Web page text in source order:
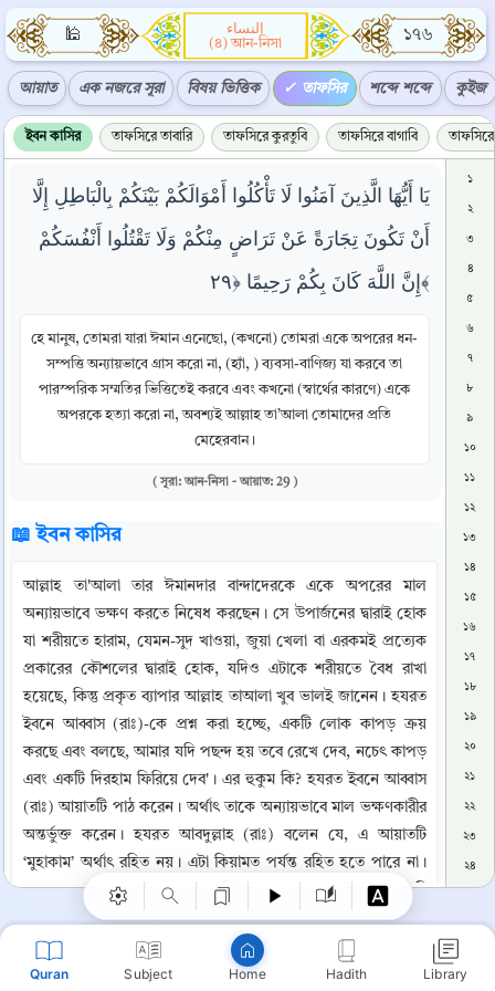
Quran Subject Home Hadith Library
🕌
النساء
(৪) আন-নিসা
১৭৬
আয়াত এক নজরে সূরা বিষয় ভিত্তিক তাফসির শব্দে শব্দে কুইজ
ইবন কাসির তাফসিরে তাবারি তাফসিরে কুরতুবি তাফসিরে বাগাবি তাফসিরে
يَا أَيُّهَا الَّذِينَ آمَنُوا لَا تَأْكُلُوا أَمْوَالَكُمْ بَيْنَكُمْ بِالْبَاطِلِ إِلَّا
أَنْ تَكُونَ تِجَارَةً عَنْ تَرَاضٍ مِنْكُمْ وَلَا تَقْتُلُوا أَنْفُسَكُمْ
إِنَّ اللَّهَ كَانَ بِكُمْ رَحِيمًا ﴿٢٩﴾
হে মানুষ, তোমরা যারা ঈমান এনেছো, (কখনো) তোমরা একে অপরের ধন-
সম্পত্তি অন্যায়ভাবে গ্রাস করো না, (হ্যাঁ, ) ব্যবসা-বাণিজ্য যা করবে তা
পারস্পরিক সম্মতির ভিত্তিতেই করবে এবং কখনো (স্বার্থের কারণে) একে
অপরকে হত্যা করো না, অবশ্যই আল্লাহ তা’আলা তোমাদের প্রতি
মেহেরবান।
( সূরা: আন-নিসা - আয়াত: 29 )
📖 ইবন কাসির
আল্লাহ তা'আলা তার ঈমানদার বান্দাদেরকে একে অপরের মাল
অন্যায়ভাবে ভক্ষণ করতে নিষেধ করছেন। সে উপার্জনের দ্বারাই হোক
যা শরীয়তে হারাম, যেমন-সুদ খাওয়া, জুয়া খেলা বা এরকমই প্রত্যেক
প্রকারের কৌশলের দ্বারাই হোক, যদিও এটাকে শরীয়তে বৈধ রাখা
হয়েছে, কিন্তু প্রকৃত ব্যাপার আল্লাহ তাআলা খুব ভালই জানেন। হযরত
ইবনে আব্বাস (রাঃ)-কে প্রশ্ন করা হচ্ছে, একটি লোক কাপড় ক্রয়
করছে এবং বলছে, আমার যদি পছন্দ হয় তবে রেখে দেব, নচেৎ কাপড়
এবং একটি দিরহাম ফিরিয়ে দেব'। এর হুকুম কি? হযরত ইবনে আব্বাস
(রাঃ) আয়াতটি পাঠ করেন। অর্থাৎ তাকে অন্যায়ভাবে মাল ভক্ষণকারীর
অন্তর্ভুক্ত করেন। হযরত আবদুল্লাহ (রাঃ) বলেন যে, এ আয়াতটি
‘মুহাকাম’ অর্থাৎ রহিত নয়। এটা কিয়ামত পর্যন্ত রহিত হতে পারে না।
হযরত আবদুল্লাহ (রাঃ) হতেই বর্ণিত আছে যে, যখন এ আয়াতটি
অবতীর্ণ হয় তখন মুসলমানগণ একে অপরের মাল ভক্ষণ করা পরিত্যাগ
করেন। যার ফলে (আরবী) (৪৮:১৭) আয়াতটি অবতীর্ণ হয়। তিজারাতান
শব্দটিকে তিজারাতুনও পড়া হয়েছে। এটি (আরবী) যেমন বলা
১
২
৩
৪
৫
৬
৭
৮
৯
১০
১১
১২
১৩
১৪
১৫
১৬
১৭
১৮
১৯
২০
২১
২২
২৩
২৪
২৬
Copy